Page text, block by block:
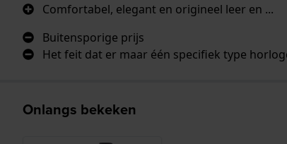
Comfortabel, elegant en origineel leer en ...
Buitensporige prijs
Het feit dat er maar één specifiek type
Onlangs bekeken